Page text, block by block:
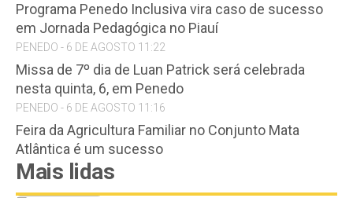
Programa Penedo Inclusiva vira caso de sucesso
em Jornada Pedagógica no Piauí
PENEDO - 6 DE AGOSTO 11:22
Missa de 7º dia de Luan Patrick será celebrada
nesta quinta, 6, em Penedo
PENEDO - 6 DE AGOSTO 11:16
Feira da Agricultura Familiar no Conjunto Mata
Atlântica é um sucesso
Mais lidas